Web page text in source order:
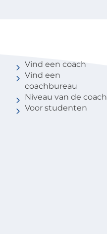
Vind een coach
Vind een
coachbureau
Niveau van de coach
Voor studenten